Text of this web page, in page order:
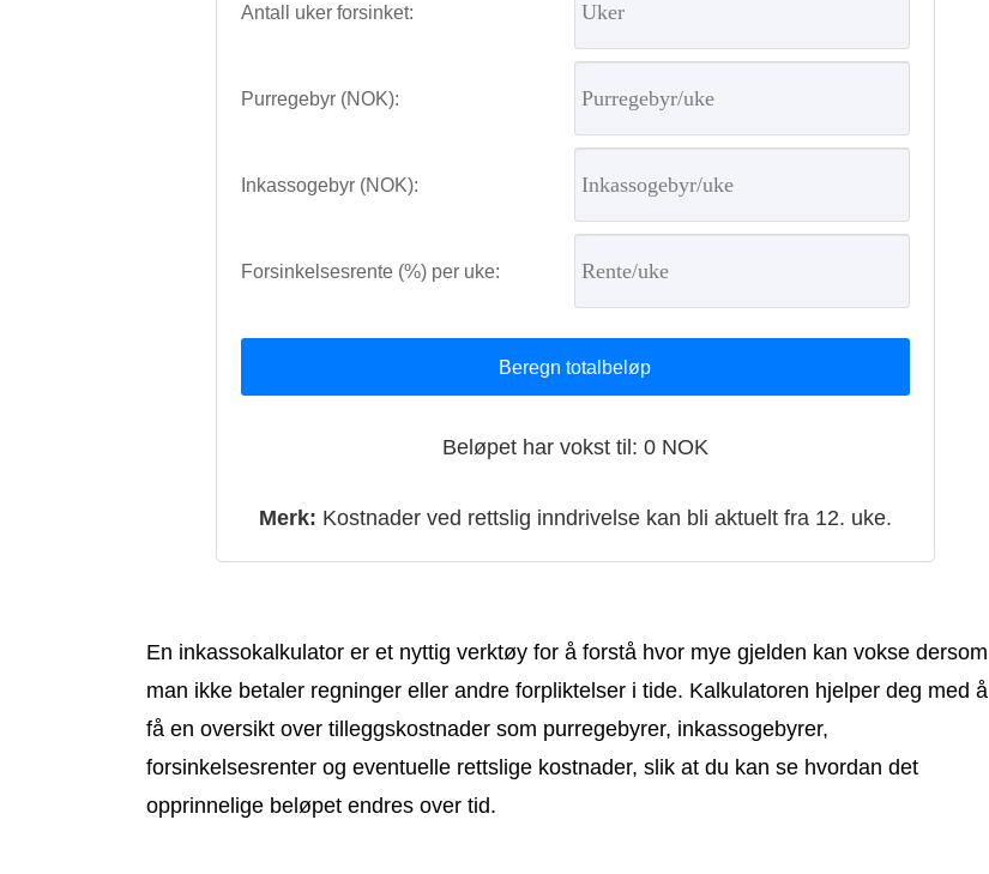
Antall uker forsinket:
Purregebyr (NOK):
Inkassogebyr (NOK):
Forsinkelsesrente (%) per uke:
Beregn totalbeløp
Beløpet har vokst til: 0NOK
Merk: Kostnader ved rettslig inndrivelse kan bli aktuelt fra 12. uke.
En inkassokalkulator er et nyttig verktøy for å forstå hvor mye gjelden kan vokse dersom
man ikke betaler regninger eller andre forpliktelser i tide. Kalkulatoren hjelper deg med å
få en oversikt over tilleggskostnader som purregebyrer, inkassogebyrer,
forsinkelsesrenter og eventuelle rettslige kostnader, slik at du kan se hvordan det
opprinnelige beløpet endres over tid.